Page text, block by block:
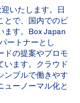
いたします。日
とで、国内でのビ
ます。Box Japan
ートナーとし
ドの提案やプロモ
います。クラウド
ンプルで働きやす
ューノーマル化と